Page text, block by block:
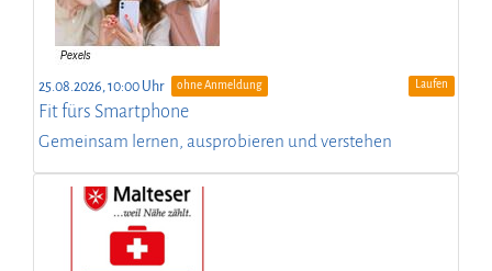
25.08.2026, 10:00 Uhr ohne Anmeldung Laufen
Fit fürs Smartphone
Gemeinsam lernen, ausprobieren und verstehen